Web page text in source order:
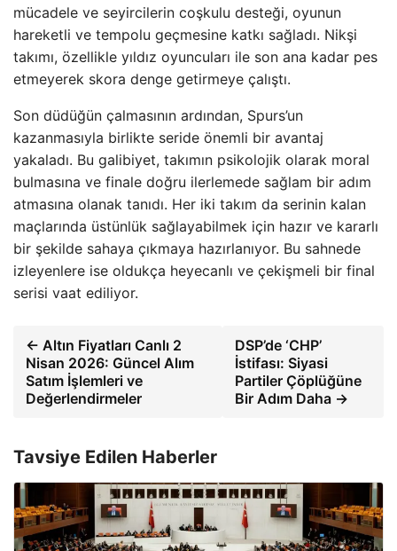
mücadele ve seyircilerin coşkulu desteği, oyunun
hareketli ve tempolu geçmesine katkı sağladı. Nikşi
takımı, özellikle yıldız oyuncuları ile son ana kadar pes
etmeyerek skora denge getirmeye çalıştı.
Son düdüğün çalmasının ardından, Spurs’un
kazanmasıyla birlikte seride önemli bir avantaj
yakaladı. Bu galibiyet, takımın psikolojik olarak moral
bulmasına ve finale doğru ilerlemede sağlam bir adım
atmasına olanak tanıdı. Her iki takım da serinin kalan
maçlarında üstünlük sağlayabilmek için hazır ve kararlı
bir şekilde sahaya çıkmaya hazırlanıyor. Bu sahnede
izleyenlere ise oldukça heyecanlı ve çekişmeli bir final
serisi vaat ediliyor.
← Altın Fiyatları Canlı 2
Nisan 2026: Güncel Alım
Satım İşlemleri ve
Değerlendirmeler
DSP’de ‘CHP’
İstifası: Siyasi
Partiler Çöplüğüne
Bir Adım Daha →
Tavsiye Edilen Haberler